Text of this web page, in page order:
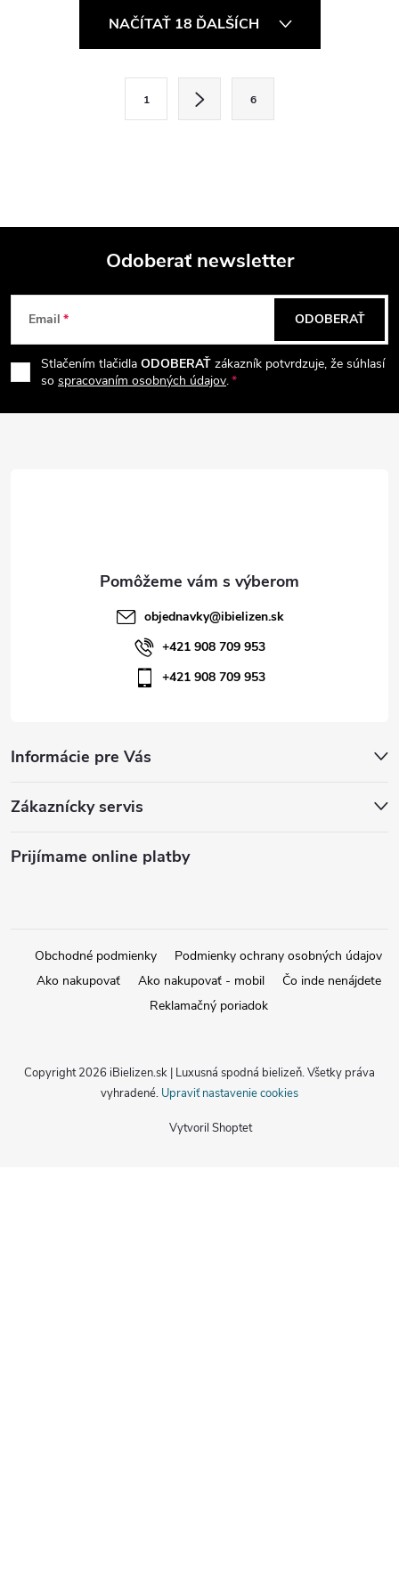
c
e
p
r
v
NAČÍTAŤ 18 ĎALŠÍCH
a
i
e
1 6
Z
á
p
Odoberať newsletter
Email
Stlačením tlačidla ODOBERAŤ zákazník potvrdzuje, že súhlasí
so spracovaním osobných údajov.
ODOBERAŤ
Informácie pre Vás
Zákaznícky servis
Prijímame online platby
objednavky@ibielizen.sk
+421 908 709 953
+421 908 709 953
Obchodné podmienky
Podmienky ochrany osobných údajov
Ako nakupovať
Ako nakupovať - mobil
Čo inde nenájdete
Reklamačný poriadok
Vytvoril Shoptet
Copyright 2026 iBielizen.sk | Luxusná spodná bielizeň. Všetky práva
vyhradené. Upraviť nastavenie cookies